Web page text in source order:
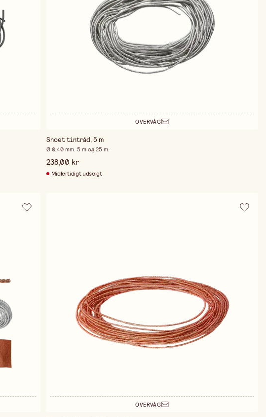
OVERVÅG
Snoet tintråd, 5 m
Ø 0,40 mm. 5 m og 25 m.
238,00 kr
Midlertidigt udsolgt
OVERVÅG